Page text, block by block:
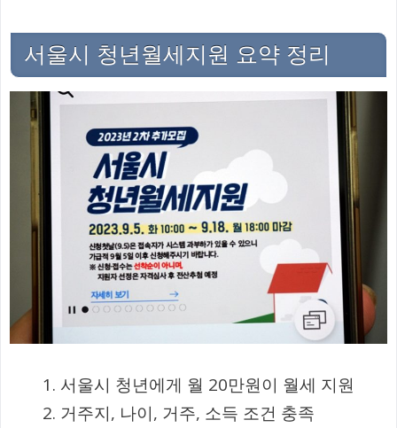
서울시 청년월세지원 요약 정리
서울시 청년에게 월 20만원이 월세 지원
거주지, 나이, 거주, 소득 조건 충족